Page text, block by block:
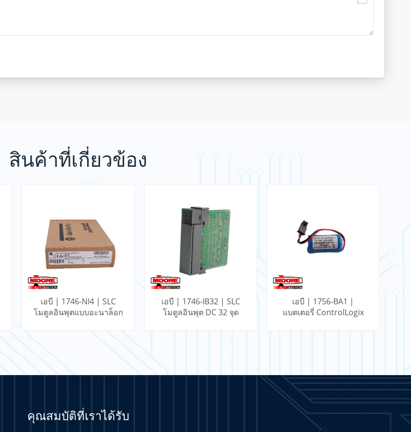
สินค้าที่เกี่ยวข้อง
เอบี | 1746-NI4 | SLC
โมดูลอินพุตแบบอะนาล็อก
เรียนรู้เพิ่มเติม
เอบี | 1746-IB32 | SLC
โมดูลอินพุต DC 32 จุด
เอบี | 1756-BA1 |
แบตเตอรี่ ControlLogix
เรียนรู้เพิ่มเติม
คุณสมบัติที่เราได้รับ